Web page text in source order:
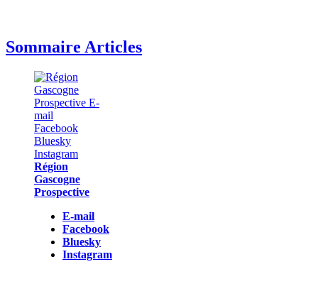
Sommaire Articles
Région
Gascogne
Prospective
E-mail
Facebook
Bluesky
Instagram